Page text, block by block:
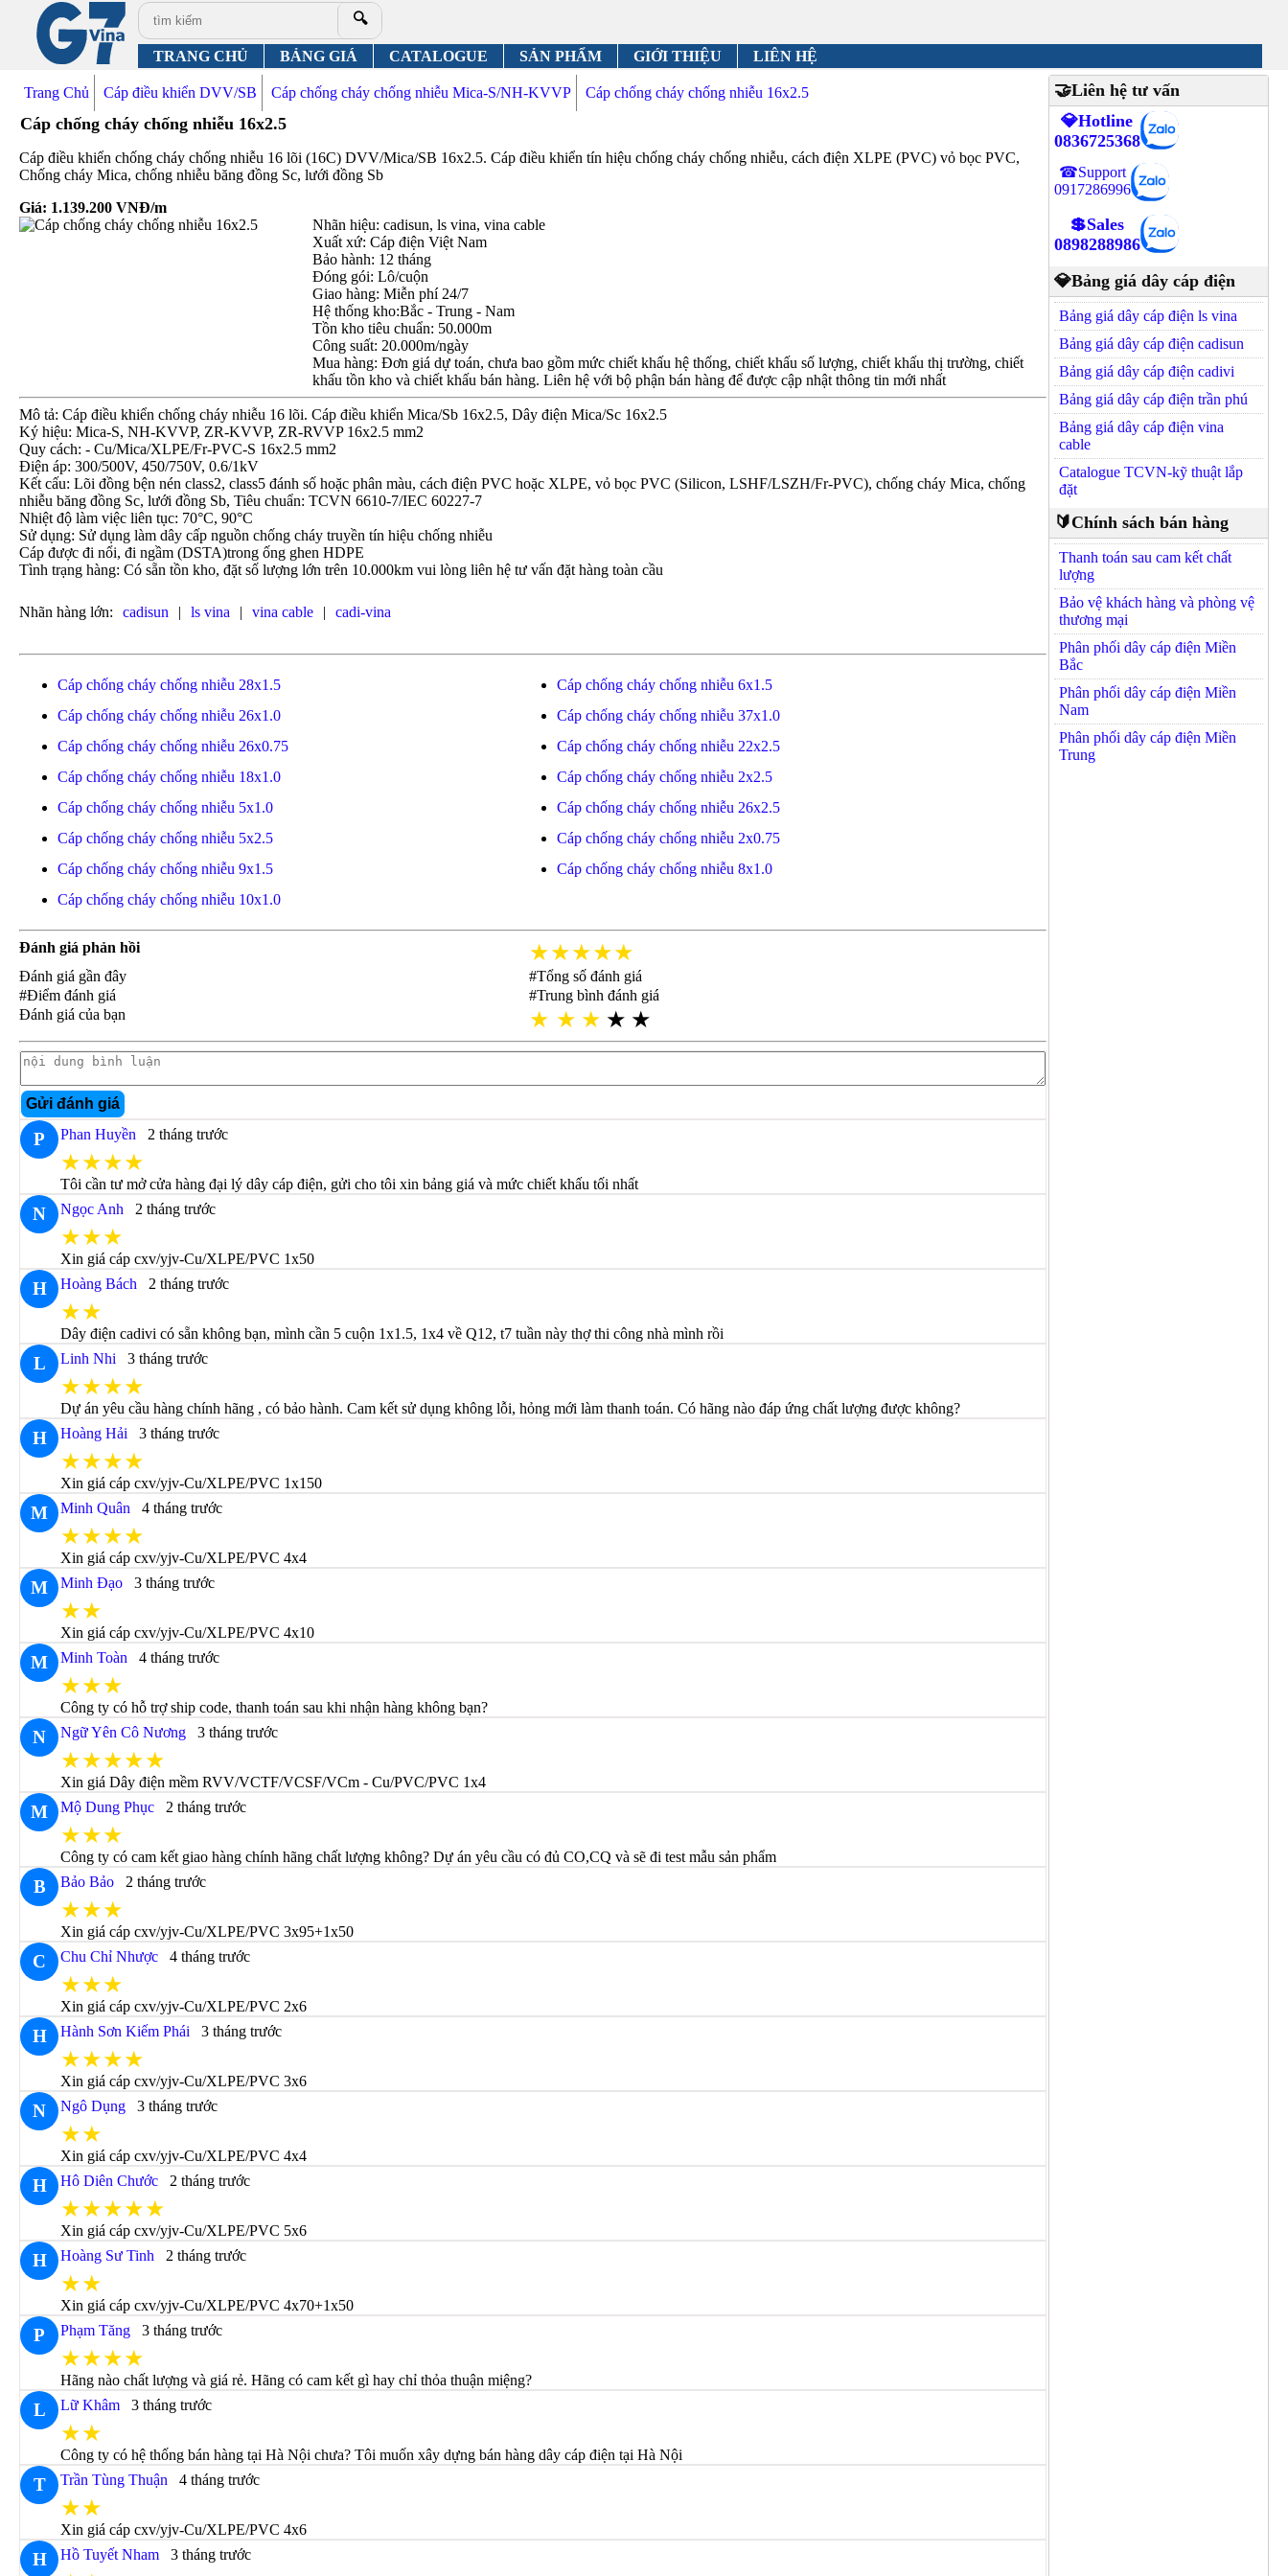
🔍
TRANG CHỦ BẢNG GIÁ CATALOGUE SẢN PHẨM GIỚI THIỆU LIÊN HỆ
Trang Chủ Cáp điều khiển DVV/SB Cáp chống cháy chống nhiễu Mica-S/NH-KVVP Cáp chống cháy chống nhiễu 16x2.5
Cáp chống cháy chống nhiễu 16x2.5
Cáp điều khiển chống cháy chống nhiễu 16 lõi (16C) DVV/Mica/SB 16x2.5. Cáp điều khiển tín hiệu chống cháy chống nhiễu, cách điện XLPE (PVC) vỏ bọc PVC,
Chống cháy Mica, chống nhiễu băng đồng Sc, lưới đồng Sb
Giá: 1.139.200 VNĐ/m
Nhãn hiệu: cadisun, ls vina, vina cable
Xuất xứ: Cáp điện Việt Nam
Bảo hành: 12 tháng
Đóng gói: Lô/cuộn
Giao hàng: Miễn phí 24/7
Hệ thống kho:Bắc - Trung - Nam
Tồn kho tiêu chuẩn: 50.000m
Công suất: 20.000m/ngày
Mua hàng: Đơn giá dự toán, chưa bao gồm mức chiết khấu hệ thống, chiết khấu số lượng, chiết khấu thị trường, chiết
khấu tồn kho và chiết khấu bán hàng. Liên hệ với bộ phận bán hàng để được cập nhật thông tin mới nhất
Mô tả: Cáp điều khiển chống cháy nhiễu 16 lõi. Cáp điều khiển Mica/Sb 16x2.5, Dây điện Mica/Sc 16x2.5
Ký hiệu: Mica-S, NH-KVVP, ZR-KVVP, ZR-RVVP 16x2.5 mm2
Quy cách: - Cu/Mica/XLPE/Fr-PVC-S 16x2.5 mm2
Điện áp: 300/500V, 450/750V, 0.6/1kV
Kết cấu: Lõi đồng bện nén class2, class5 đánh số hoặc phân màu, cách điện PVC hoặc XLPE, vỏ bọc PVC (Silicon, LSHF/LSZH/Fr-PVC), chống cháy Mica, chống
nhiễu băng đồng Sc, lưới đồng Sb, Tiêu chuẩn: TCVN 6610-7/IEC 60227-7
Nhiệt độ làm việc liên tục: 70°C, 90°C
Sử dụng: Sử dụng làm dây cấp nguồn chống cháy truyền tín hiệu chống nhiễu
Cáp được đi nổi, đi ngầm (DSTA)trong ống ghen HDPE
Tình trạng hàng: Có sẵn tồn kho, đặt số lượng lớn trên 10.000km vui lòng liên hệ tư vấn đặt hàng toàn cầu
Nhãn hàng lớn: cadisun | ls vina | vina cable | cadi-vina
Cáp chống cháy chống nhiễu 28x1.5
Cáp chống cháy chống nhiễu 6x1.5
Cáp chống cháy chống nhiễu 26x1.0
Cáp chống cháy chống nhiễu 37x1.0
Cáp chống cháy chống nhiễu 26x0.75
Cáp chống cháy chống nhiễu 22x2.5
Cáp chống cháy chống nhiễu 18x1.0
Cáp chống cháy chống nhiễu 2x2.5
Cáp chống cháy chống nhiễu 5x1.0
Cáp chống cháy chống nhiễu 26x2.5
Cáp chống cháy chống nhiễu 5x2.5
Cáp chống cháy chống nhiễu 2x0.75
Cáp chống cháy chống nhiễu 9x1.5
Cáp chống cháy chống nhiễu 8x1.0
Cáp chống cháy chống nhiễu 10x1.0
Đánh giá phản hồi ★★★★★
Đánh giá gần đây
#Tổng số đánh giá
#Điểm đánh giá
#Trung bình đánh giá
Đánh giá của bạn
★ ★ ★ ★ ★
Gửi đánh giá
P Phan Huyền 2 tháng trước
★★★★
Tôi cần tư mở cửa hàng đại lý dây cáp điện, gửi cho tôi xin bảng giá và mức chiết khấu tối nhất
N Ngọc Anh 2 tháng trước
★★★
Xin giá cáp cxv/yjv-Cu/XLPE/PVC 1x50
H Hoàng Bách 2 tháng trước
★★
Dây điện cadivi có sẵn không bạn, mình cần 5 cuộn 1x1.5, 1x4 về Q12, t7 tuần này thợ thi công nhà mình rồi
L Linh Nhi 3 tháng trước
★★★★
Dự án yêu cầu hàng chính hãng , có bảo hành. Cam kết sử dụng không lỗi, hỏng mới làm thanh toán. Có hãng nào đáp ứng chất lượng được không?
H Hoàng Hải 3 tháng trước
★★★★
Xin giá cáp cxv/yjv-Cu/XLPE/PVC 1x150
M Minh Quân 4 tháng trước
★★★★
Xin giá cáp cxv/yjv-Cu/XLPE/PVC 4x4
M Minh Đạo 3 tháng trước
★★
Xin giá cáp cxv/yjv-Cu/XLPE/PVC 4x10
M Minh Toàn 4 tháng trước
★★★
Công ty có hỗ trợ ship code, thanh toán sau khi nhận hàng không bạn?
N Ngữ Yên Cô Nương 3 tháng trước
★★★★★
Xin giá Dây điện mềm RVV/VCTF/VCSF/VCm - Cu/PVC/PVC 1x4
M Mộ Dung Phục 2 tháng trước
★★★
Công ty có cam kết giao hàng chính hãng chất lượng không? Dự án yêu cầu có đủ CO,CQ và sẽ đi test mẫu sản phẩm
B Bảo Bảo 2 tháng trước
★★★
Xin giá cáp cxv/yjv-Cu/XLPE/PVC 3x95+1x50
C Chu Chỉ Nhược 4 tháng trước
★★★
Xin giá cáp cxv/yjv-Cu/XLPE/PVC 2x6
H Hành Sơn Kiếm Phái 3 tháng trước
★★★★
Xin giá cáp cxv/yjv-Cu/XLPE/PVC 3x6
N Ngô Dụng 3 tháng trước
★★
Xin giá cáp cxv/yjv-Cu/XLPE/PVC 4x4
H Hô Diên Chước 2 tháng trước
★★★★★
Xin giá cáp cxv/yjv-Cu/XLPE/PVC 5x6
H Hoàng Sư Tinh 2 tháng trước
★★
Xin giá cáp cxv/yjv-Cu/XLPE/PVC 4x70+1x50
P Phạm Tăng 3 tháng trước
★★★★
Hãng nào chất lượng và giá rẻ. Hãng có cam kết gì hay chỉ thỏa thuận miệng?
L Lữ Khâm 3 tháng trước
★★
Công ty có hệ thống bán hàng tại Hà Nội chưa? Tôi muốn xây dựng bán hàng dây cáp điện tại Hà Nội
T Trần Tùng Thuận 4 tháng trước
★★
Xin giá cáp cxv/yjv-Cu/XLPE/PVC 4x6
H Hồ Tuyết Nham 3 tháng trước
🤝Liên hệ tư vấn
💎Hotline
0836725368
☎Support
0917286996
💲Sales
0898288986
💎Bảng giá dây cáp điện
Bảng giá dây cáp điện ls vina
Bảng giá dây cáp điện cadisun
Bảng giá dây cáp điện cadivi
Bảng giá dây cáp điện trần phú
Bảng giá dây cáp điện vina
cable
Catalogue TCVN-kỹ thuật lắp
đặt
🔰Chính sách bán hàng
Thanh toán sau cam kết chất
lượng
Bảo vệ khách hàng và phòng vệ
thương mại
Phân phối dây cáp điện Miền
Bắc
Phân phối dây cáp điện Miền
Nam
Phân phối dây cáp điện Miền
Trung